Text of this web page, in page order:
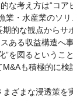
な考え方は“コア
業・水産業のソ
的な観点からサ
ある収益構造へ
”を図るというこ
も積極的に検
ざまな浸透策を